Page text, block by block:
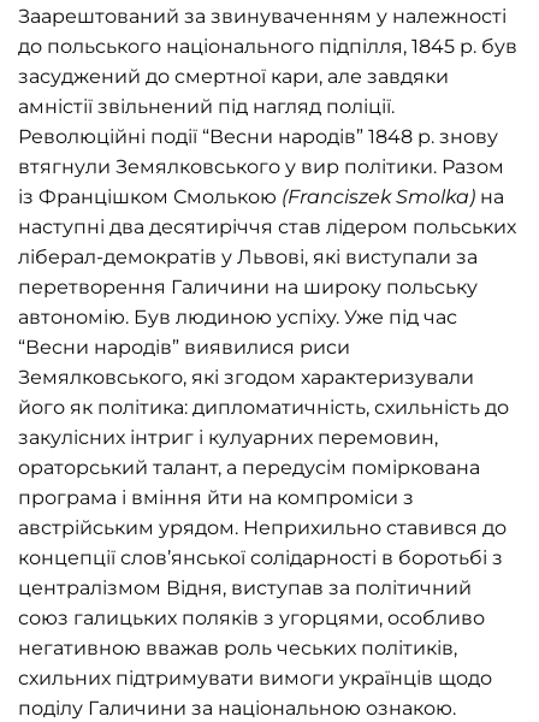
Заарештований за звинуваченням у належності
до польського національного підпілля, 1845 р. був
засуджений до смертної кари, але завдяки
амністії звільнений під нагляд поліції.
Революційні події “Весни народів” 1848 р. знову
втягнули Земялковського у вир політики. Разом
із Францішком Смолькою (FranciszekSmolka) на
наступні два десятиріччя став лідером польських
ліберал-демократів у Львові, які виступали за
перетворення Галичини на широку польську
автономію. Був людиною успіху. Уже під час
“Весни народів” виявилися риси
Земялковського, які згодом характеризували
його як політика: дипломатичність, схильність до
закулісних інтриг і кулуарних перемовин,
ораторський талант, а передусім поміркована
програма і вміння йти на компроміси з
австрійським урядом. Неприхильно ставився до
концепції слов’янської солідарності в боротьбі з
централізмом Відня, виступав за політичний
союз галицьких поляків з угорцями, особливо
негативною вважав роль чеських політиків,
схильних підтримувати вимоги українців щодо
поділу Галичини за національною ознакою.